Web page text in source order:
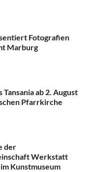
Fotografien
Marburg
ab 2. August
Pfarrkirche
der
Werkstatt
Kunstmuseum